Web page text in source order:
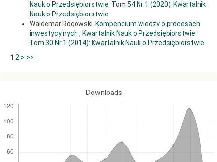
Nauk o Przedsiębiorstwie: Tom 54 Nr 1 (2020): Kwartalnik
Nauk o Przedsiębiorstwie
Waldemar Rogowski, Kompendium wiedzy o procesach
inwestycyjnych , Kwartalnik Nauk o Przedsiębiorstwie:
Tom 30 Nr 1 (2014): Kwartalnik Nauk o Przedsiębiorstwie
1 2 > >>
Downloads